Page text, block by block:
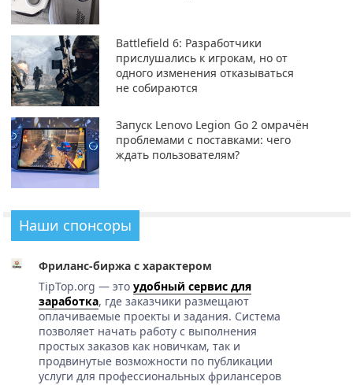
Battlefield 6: Разработчики
прислушались к игрокам, но от
одного изменения отказываться
не собираются
Запуск Lenovo Legion Go 2 омрачён
проблемами с поставками: чего
ждать пользователям?
Наши спонсоры
Фриланс-биржа с характером
TipTop.org — это удобный сервис для
заработка, где заказчики размещают
оплачиваемые проекты и задания. Система
позволяет начать работу с выполнения
простых заказов как новичкам, так и
продвинутые возможности по публикации
услуги для профессиональных фрилансеров